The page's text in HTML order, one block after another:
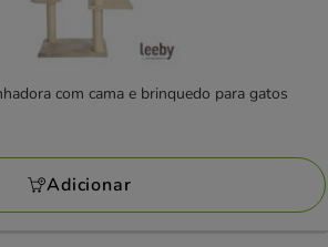
com cama e brinquedo para gatos
Adicionar